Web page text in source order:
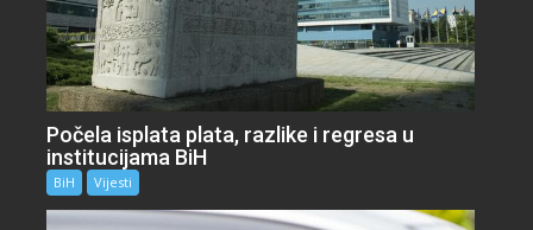
Počela isplata plata, razlike i regresa u
institucijama BiH
BiH Vijesti